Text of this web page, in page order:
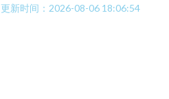
更新时间：2026-08-06 18:06:54